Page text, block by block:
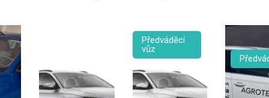
Předváděcí
vůz